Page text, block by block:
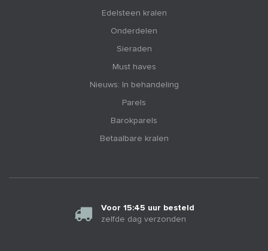
Edelsteen kralen
Onderdelen
Sieraden
Must haves
Nieuws: In behandeling
Parels
Barokparels
Betaalbare kralen
Voor 15:45 uur besteld
zelfde dag verzonden